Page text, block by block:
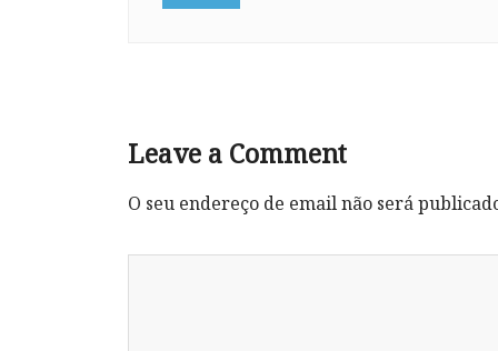
Leave a Comment
O seu endereço de email não será